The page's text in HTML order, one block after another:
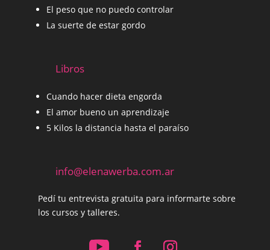
El peso que no puedo controlar
La suerte de estar gordo
Libros
Cuando hacer dieta engorda
El amor bueno un aprendizaje
5 Kilos la distancia hasta el paraíso
info@elenawerba.com.ar
Pedí tu entrevista gratuita para informarte sobre
los cursos y talleres.